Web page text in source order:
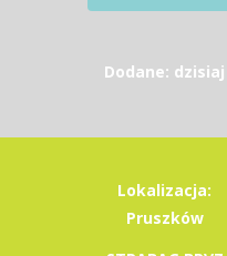
Dodane: dzisiaj
Lokalizacja:
Pruszków